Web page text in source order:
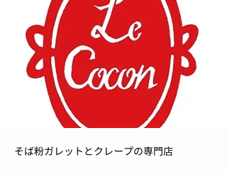
そば粉ガレットとクレープの専門店